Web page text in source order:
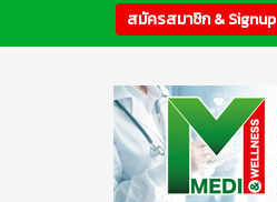
สมัครสมาชิก & Signup